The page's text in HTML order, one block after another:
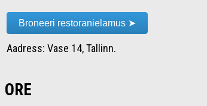
Broneeri restoranielamus ➤
Aadress: Vase 14, Tallinn.
ORE